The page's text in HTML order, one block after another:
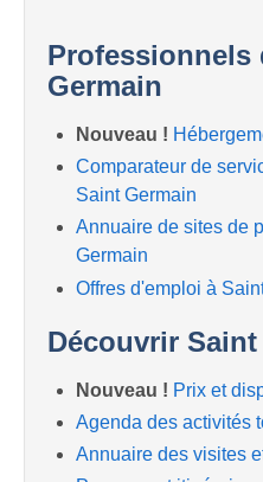
Professionnels
Germain
Nouveau !
Comparateur de
Saint Germain
Annuaire de sites de
Germain
Offres d'emploi à
Découvrir
Nouveau ! Prix et
Agenda des activités
Annuaire des visites